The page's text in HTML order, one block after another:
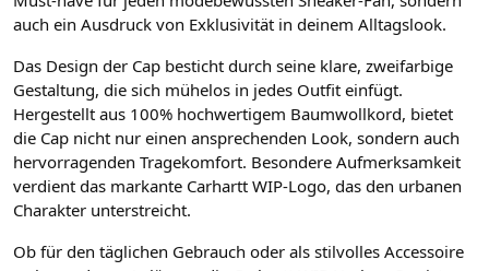
auch ein Ausdruck von Exklusivität in deinem Alltagslook.
Das Design der Cap besticht durch seine klare, zweifarbige
Gestaltung, die sich mühelos in jedes Outfit einfügt.
Hergestellt aus 100% hochwertigem Baumwollkord, bietet
die Cap nicht nur einen ansprechenden Look, sondern auch
hervorragenden Tragekomfort. Besondere Aufmerksamkeit
verdient das markante Carhartt WIP-Logo, das den urbanen
Charakter unterstreicht.
Ob für den täglichen Gebrauch oder als stilvolles Accessoire